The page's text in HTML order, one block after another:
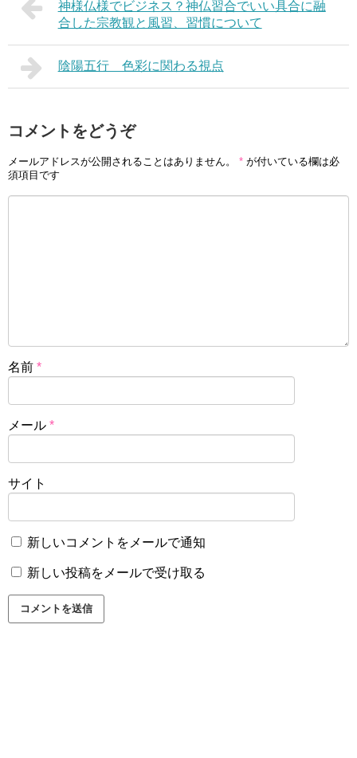
神様仏様でビジネス？神仏習合でいい具合に融
合した宗教観と風習、習慣について
陰陽五行 色彩に関わる視点
コメントをどうぞ
メールアドレスが公開されることはありません。 * が付いている欄は必
須項目です
名前 *
メール *
サイト
新しいコメントをメールで通知
新しい投稿をメールで受け取る